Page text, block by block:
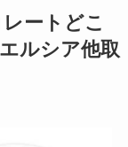
ートどこ
ルシア他取